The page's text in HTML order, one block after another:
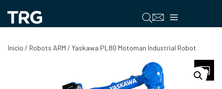
contenido
Menú
Inicio / Robots ARM / Yaskawa PL80 Motoman Industrial Robot